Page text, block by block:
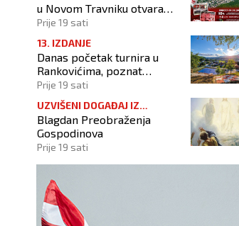
u Novom Travniku otvara
poslovnicu!
Prije 19 sati
13. IZDANJE
Danas početak turnira u
Rankovićima, poznat
raspored prvog dana
Prije 19 sati
UZVIŠENI DOGAĐAJ IZ
KRISTOVA ŽIVOTA
Blagdan Preobraženja
Gospodinova
Prije 19 sati